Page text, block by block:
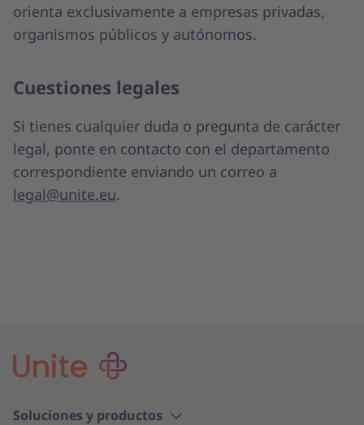
orienta exclusivamente a empresas privadas,
organismos públicos y autónomos.
Cuestiones legales
Si tienes cualquier duda o pregunta de carácter
legal, ponte en contacto con el departamento
correspondiente enviando un correo a
legal@unite.eu.
Soluciones y productos